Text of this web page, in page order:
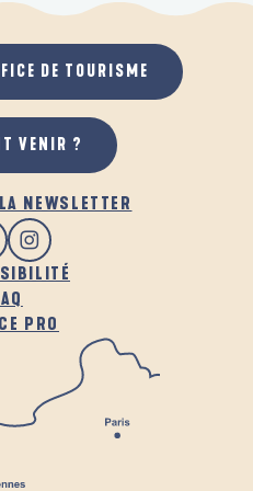
NEWSLETTER
PRO
DE TOURISME
VENIR ?